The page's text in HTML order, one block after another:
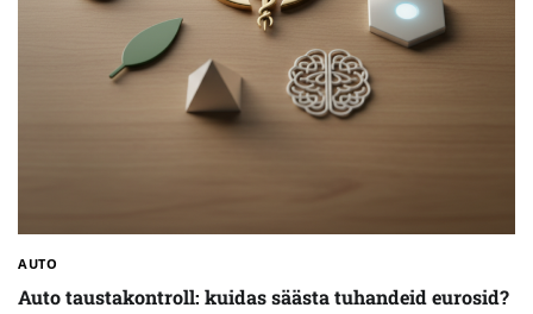
AUTO
Auto taustakontroll: kuidas säästa tuhandeid eurosid?